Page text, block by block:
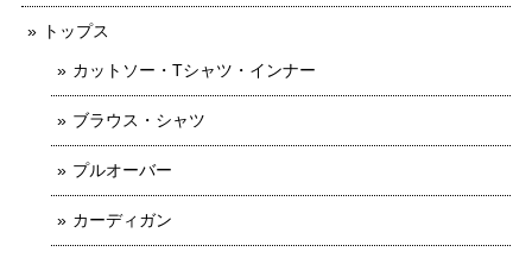
トップス
カットソー・Tシャツ・インナー
ブラウス・シャツ
プルオーバー
カーディガン